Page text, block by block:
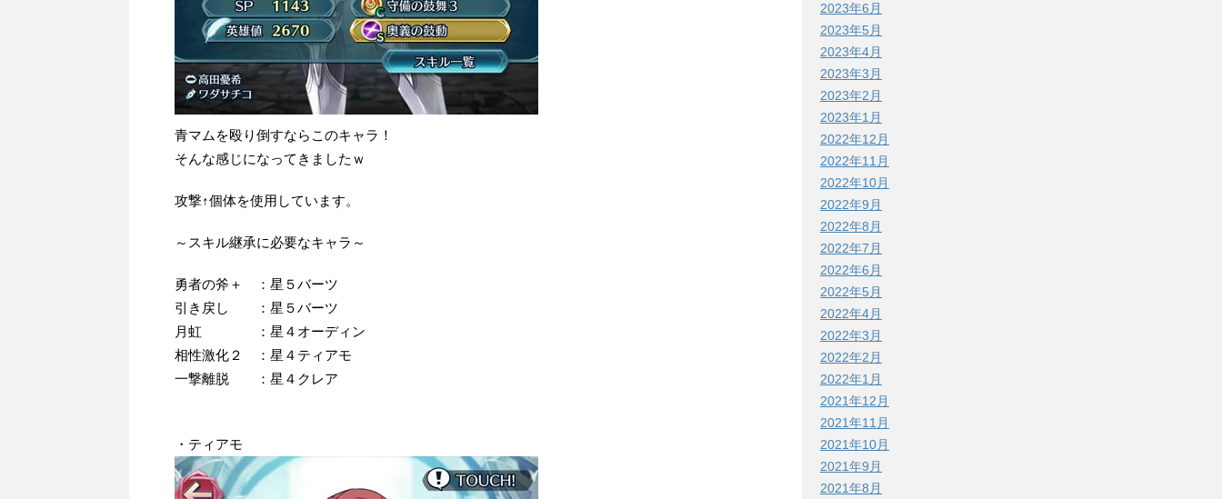
青マムを殴り倒すならこのキャラ！
そんな感じになってきましたｗ
攻撃↑個体を使用しています。
～スキル継承に必要なキャラ～
勇者の斧＋ ：星５バーツ
引き戻し ：星５バーツ
月虹 ：星４オーディン
相性激化２ ：星４ティアモ
一撃離脱 ：星４クレア
・ティアモ
2023年6月
2023年5月
2023年4月
2023年3月
2023年2月
2023年1月
2022年12月
2022年11月
2022年10月
2022年9月
2022年8月
2022年7月
2022年6月
2022年5月
2022年4月
2022年3月
2022年2月
2022年1月
2021年12月
2021年11月
2021年10月
2021年9月
2021年8月